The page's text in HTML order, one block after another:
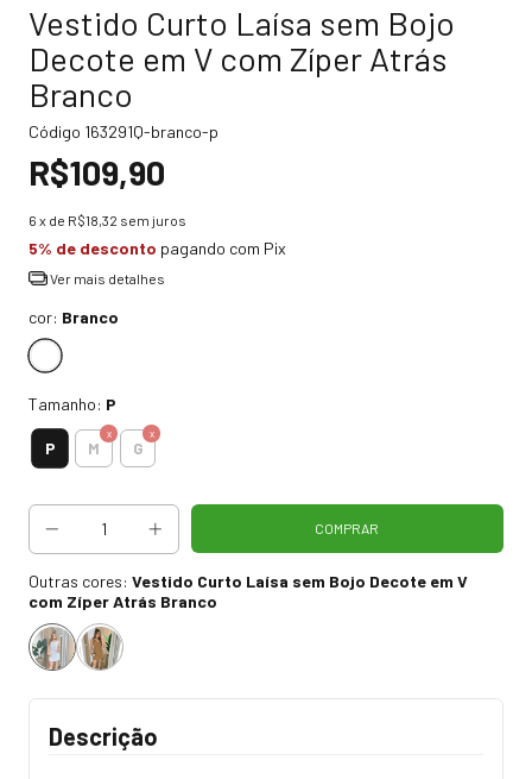
Vestido Curto Laísa sem Bojo
Decote em V com Zíper Atrás
Branco
Código 163291Q-branco-p
R$109,90
6 x de R$18,32 sem juros
5% de desconto pagando com Pix
Ver mais detalhes
cor: Branco
Tamanho: P
P M G
Outras cores: Vestido Curto Laísa sem Bojo Decote em V
com Zíper Atrás Branco
Descrição